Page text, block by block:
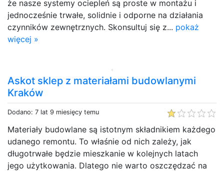
że nasze systemy ociepleń są proste w montażu i
jednocześnie trwałe, solidnie i odporne na działania
czynników zewnętrznych. Skonsultuj się z... pokaż
więcej »
Askot sklep z materiałami budowlanymi
Kraków
Dodano: 7 lat 9 miesięcy temu
Materiały budowlane są istotnym składnikiem każdego
udanego remontu. To właśnie od nich zależy, jak
długotrwałe będzie mieszkanie w kolejnych latach
jego użytkowania. Dlatego nie warto oszczędzać na